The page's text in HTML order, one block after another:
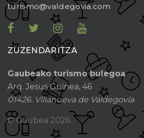
turismo@valdegovia.com
ZUZENDARITZA
Gaubeako turismo bulegoa
Arq. Jesus Guinea, 46
01426. Villanueva de Valdegovía
© Gaubea 2026.